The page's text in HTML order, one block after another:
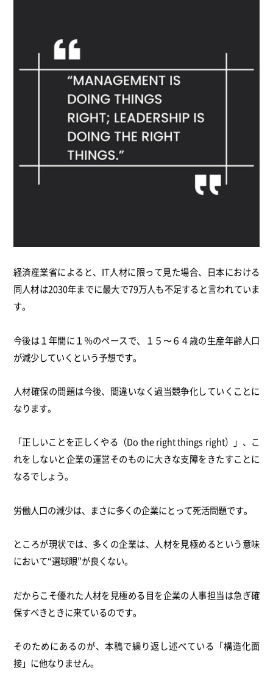
経済産業省によると、IT人材に限って見た場合、日本における
同人材は2030年までに最大で79万人も不足すると言われていま
す。
今後は１年間に１％のペースで、１５〜６４歳の生産年齢人口
が減少していくという予想です。
人材確保の問題は今後、間違いなく過当競争化していくことに
なります。
「正しいことを正しくやる（Do the right things right）」、こ
れをしないと企業の運営そのものに大きな支障をきたすことに
なるでしょう。
労働人口の減少は、まさに多くの企業にとって死活問題です。
ところが現状では、多くの企業は、人材を見極めるという意味
において“選球眼”が良くない。
だからこそ優れた人材を見極める目を企業の人事担当は急ぎ確
保すべきときに来ているのです。
そのためにあるのが、本稿で繰り返し述べている「構造化面
接」に他なりません。